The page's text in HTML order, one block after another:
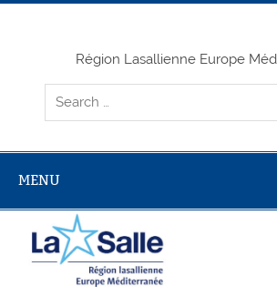
Skip
Région Lasallienne Europe
MENU